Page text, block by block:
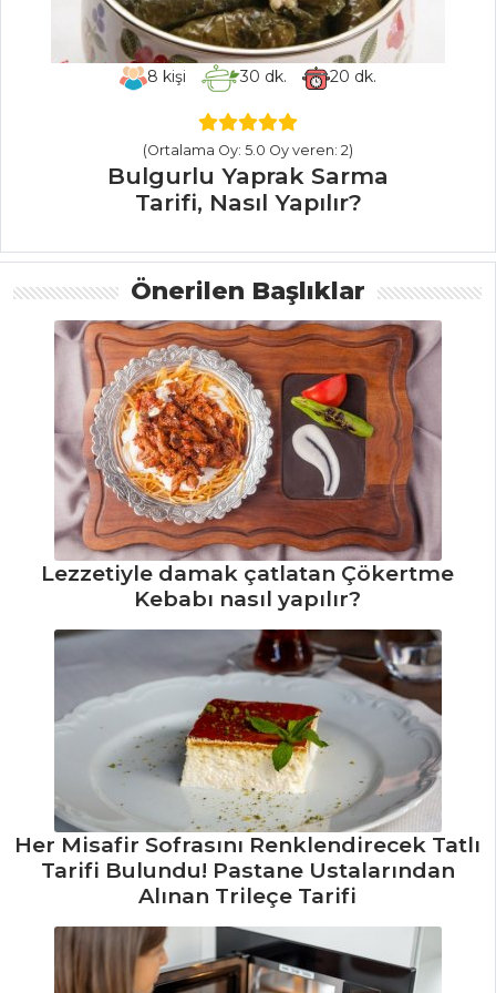
Pilav ve Makarna
Tüm Tarifleri
ET YEMEKLERI
Etli Bamya Tarifi,
Nasıl Yapılır?
Abdigor Köfte
Tarifi, Nasıl Yapılır?
Lazanya Tarifi, Nasıl
Yapılır?
Et Yemekleri Tüm
Tarifleri
MASTERCHEF
Topik Meze
Tarifi, Nasıl Yapılır?
Hamsi Kuşu
Mac Cheese
Tarifi, Nasıl Yapılır?
Masterchef Tüm
Tarifleri
İÇECEKLER
Sirkencübin
Şerbeti Tarifi, Nasıl
Yapılır?
8 kişi 30 dk. 20 dk.
(Ortalama Oy: 5.0 Oy veren: 2)
Bulgurlu Yaprak Sarma
Tarifi, Nasıl Yapılır?
Önerilen Başlıklar
Lezzetiyle damak çatlatan Çökertme
Kebabı nasıl yapılır?
Her Misafir Sofrasını Renklendirecek Tatlı
Tarifi Bulundu! Pastane Ustalarından
Alınan Trileçe Tarifi